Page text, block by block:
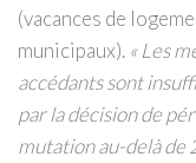
(vacances de
municipaux). « Les
accédants sont
par la décision de
mutation au-delà de